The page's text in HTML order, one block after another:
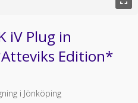
iV Plug in
Edition*
i Jönköping